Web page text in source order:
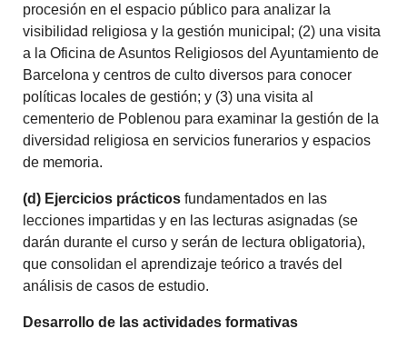
procesión en el espacio público para analizar la
visibilidad religiosa y la gestión municipal; (2) una visita
a la Oficina de Asuntos Religiosos del Ayuntamiento de
Barcelona y centros de culto diversos para conocer
políticas locales de gestión; y (3) una visita al
cementerio de Poblenou para examinar la gestión de la
diversidad religiosa en servicios funerarios y espacios
de memoria.
(d) Ejercicios prácticos fundamentados en las
lecciones impartidas y en las lecturas asignadas (se
darán durante el curso y serán de lectura obligatoria),
que consolidan el aprendizaje teórico a través del
análisis de casos de estudio.
Desarrollo de las actividades formativas